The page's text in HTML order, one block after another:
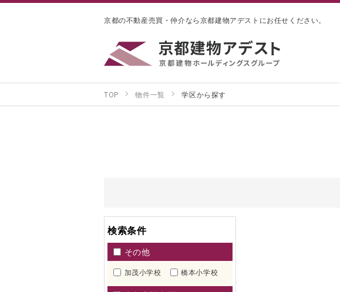
京都の不動産売買・仲介なら京都建物アデストにお任せください。
TOP 物件一覧 学区から探す
検索条件
その他
加茂小学校 橋本小学校